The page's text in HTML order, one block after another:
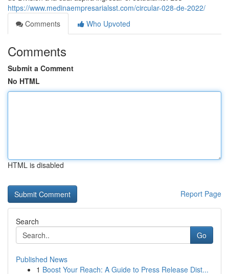
https://www.medinaempresarialsst.com/circular-028-de-2022/
Comments
Who Upvoted
Comments
Submit a Comment
No HTML
HTML is disabled
Report Page
Search
Go
Published News
1 Boost Your Reach: A Guide to Press Release Dist...